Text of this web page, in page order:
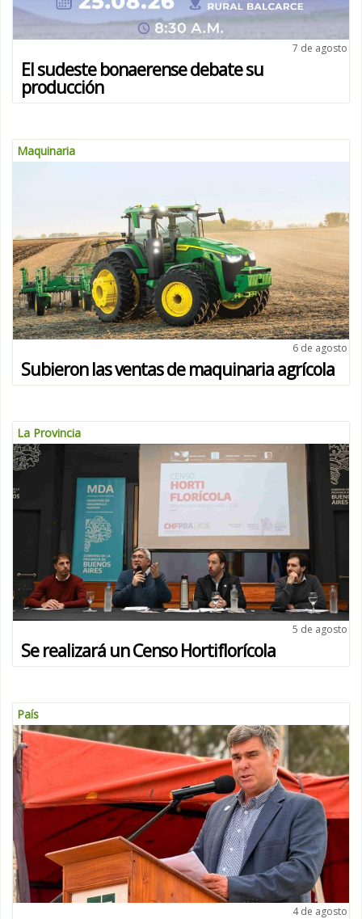
7 de agosto
El sudeste bonaerense debate su
producción
Maquinaria
6 de agosto
Subieron las ventas de maquinaria agrícola
La Provincia
5 de agosto
Se realizará un Censo Hortiflorícola
País
4 de agosto